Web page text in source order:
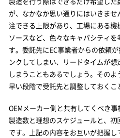
が、なかなか思い通りにはいきませ
注できる上限があり、工場にある機
ソースなど、色々なキャパシティ
す。委託先にEC事業者からの依頼
ンクしてしまい、リードタイムが
しまうこともあるでしょう。その
早い段階で受託先と調整しておくこ
OEMメーカー側と共有してくべき
製造数と理想のスケジュールと、
です。上記の内容をお互いが把握